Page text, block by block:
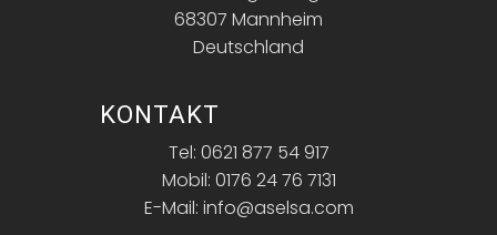
68307 Mannheim
Deutschland
KONTAKT
Tel: 0621 877 54 917
Mobil: 0176 24 76 7131
E-Mail: info@aselsa.com